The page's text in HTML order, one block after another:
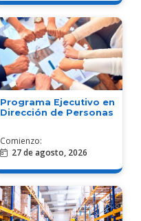
Programa Ejecutivo en
Dirección de Personas
Comienzo:
27 de agosto, 2026